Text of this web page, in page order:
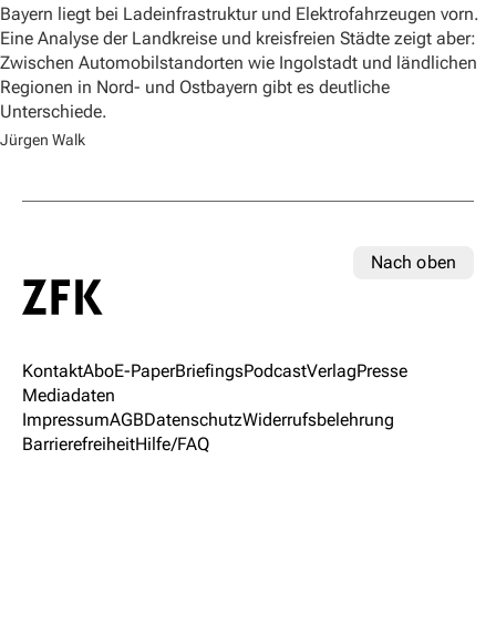
Bayern liegt bei Ladeinfrastruktur und Elektrofahrzeugen vorn.
Eine Analyse der Landkreise und kreisfreien Städte zeigt aber:
Zwischen Automobilstandorten wie Ingolstadt und ländlichen
Regionen in Nord- und Ostbayern gibt es deutliche
Unterschiede.
Jürgen Walk
Nach oben
KontaktAboE-PaperBriefingsPodcastVerlagPresse
Mediadaten
ImpressumAGBDatenschutzWiderrufsbelehrung
BarrierefreiheitHilfe/FAQ